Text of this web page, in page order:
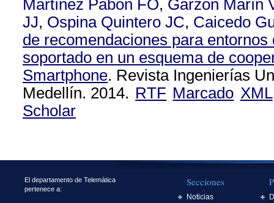
Martínez Pabón FO, Garzón Marín
JJ, Ospina Quintero JC, Caicedo
de recomendaciones para
soportado en un esquema de
Smartphone. Revista Ingenierías
Medellín. 2014. RTF Marcado XML
Scholar
El departamento de Telemática
pertenece a:
Secciones
Noticias